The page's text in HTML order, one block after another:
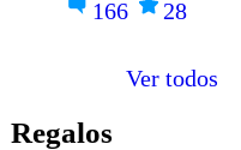
166 28
Ver todos
Regalos